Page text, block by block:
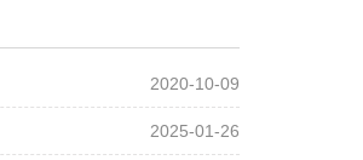
2020-10-09
2025-01-26